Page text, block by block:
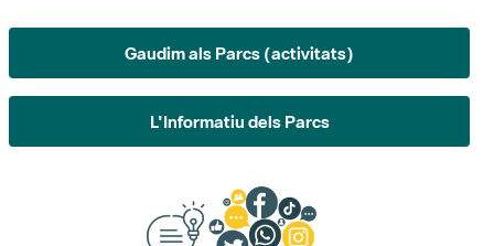
Gaudim als Parcs (activitats)
L'Informatiu dels Parcs